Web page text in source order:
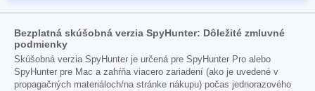
Bezplatná skúšobná verzia SpyHunter: Dôležité zmluvné
podmienky
Skúšobná verzia SpyHunter je určená pre SpyHunter Pro alebo
SpyHunter pre Mac a zahŕňa viacero zariadení (ako je uvedené v
propagačných materiáloch/na stránke nákupu) počas jednorazového